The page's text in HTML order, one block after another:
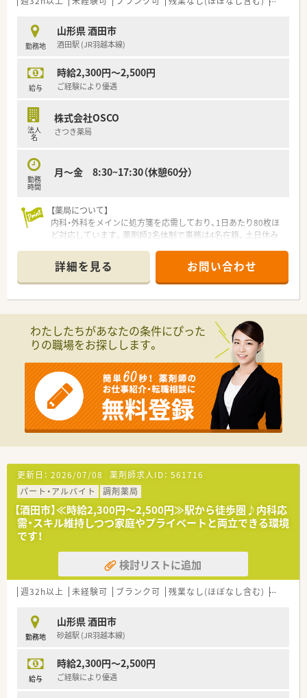
す！
■全社員に6連休のリフレッシュ休暇制度あり
■全社平均の残業時間が6.6時間/月。1分単位で残業代支給いた
＼ 社員教育制度 ／
募も実施されています
■認定薬剤師取得に伴うe-Learningについても会社負担でご利
＼ 本求人はこんな方にオススメ ／
★居心地の良い職場環境で勤務されたい方
★キャリアアップ・スキルアップをされたいる方
■サポート体制しっかりで安心してご就業いただけます。
■土日休みの店舗で数パターンのシフト有！17時30分終業もあ
り、アフターファイブも充実できます♪
勤務地
山形県 酒田市
酒田駅 (JR羽越本線)
給与
時給2,300円～2,500円
ご経験により優遇
法人
名
株式会社OSCO
さつき薬局
勤務
時間
月～金 8:30~17:30（休憩60分）
【薬局について】
内科・外科をメインに処方箋を応需しており、1日あたり80枚ほ
ど対応しています。薬剤師2名体制で事務は4名在籍。土日休み
半までの勤務で、子育て世代の薬剤師様にもおススメ。酒田市内
に他の店舗もあるため、ヘルプ体制も整っています。お互い様精
神で支えあいながら仕事ができる環境です。
★代表も薬剤師で現場に出ているので風通しのいい社風です。
★事務さんは3年ごとに店舗異動があるため、店舗によってやり
方が違う、などの現場の問題を解消させています。
★全店舗事務さん4名で運営しており、ベテランでもあるので、
薬剤師の業務効率にも繋がっています。
★節目に会社のイベントなども実施しており、横のつながりも大
事にしています。
★荘内エリアに店舗があり、比較的近いためヘルプ体制も整って
います。お互い様精神で支えあいながら仕事ができる環境です。
★半日単位で有給取得可能です。
★産育休復帰率100％！勤続年数平均10年と定着率の良い会社で
【企業紹介】
2011年創業で、創業当初からいらっしゃる社員の方で構成され
ています。異動や転勤なく、平均勤続年数が10年とほぼ創業から
の期間と重なっています。地域のかかりつけ薬剤師としてご活
躍いただける方をお迎えしたいと考えています。庄内地区で5店
り、風通しの良さに繋がっています。代表も薬剤師として現場に
出ておりますので、現場のことをしっかり理解しているので安心
感もございます。積極的に出店をしていくスタイルではなく、地
域に根差した薬局経営を重視している企業様です。
【17時半までのシフトでプライベートと両立◎】
シフトにもよりますが、最大17時半までの勤務となり、ワークラ
イフバランス重視したい方にもおススメです。残業時間も平均5
全員が公平であることを意識しており、夏季休暇や年末年始休暇
なども、全店揃うように有給使用なども含めて工夫しています。
詳細を見る お問い合わせ
わたしたちがあなたの条件にぴった
りの職場をお探しします。
更新日： 2026/07/08 薬剤師求人ID： 561716
パート・アルバイト
調剤薬局
【酒田市】≪時給2,300円～2,500円≫駅から徒歩圏♪内科応
需・スキル維持しつつ家庭やプライベートと両立できる環境
です！
検討リストに追加
週32h以上 未経験可 ブランク可 残業なし(ほぼなし含む) 転勤な
勤務地
山形県 酒田市
砂越駅 (JR羽越本線)
給与
時給2,300円～2,500円
ご経験により優遇